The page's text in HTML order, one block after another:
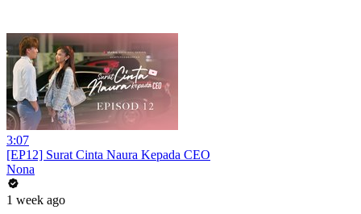
3:07
[EP12] Surat Cinta Naura Kepada CEO
Nona
1 week ago